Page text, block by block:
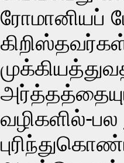
ரோமானியப்
வழிகளில்-